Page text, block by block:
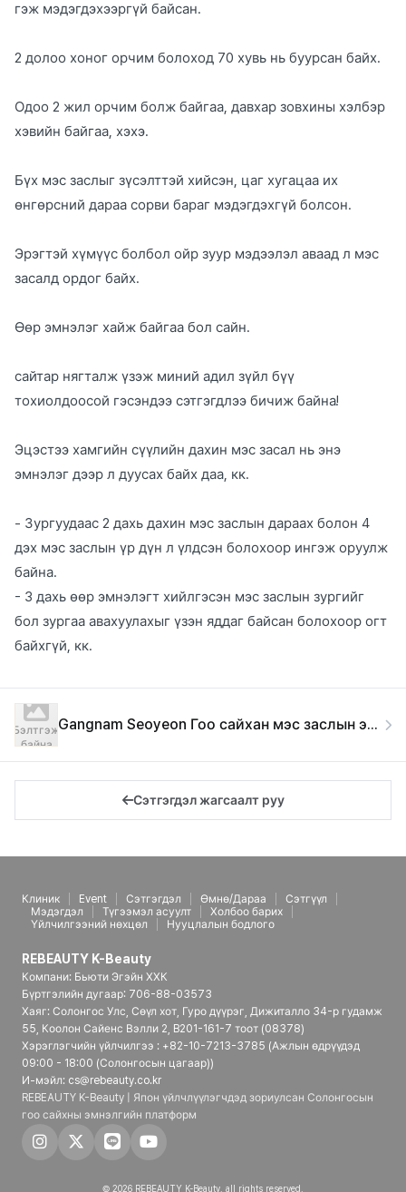
гэж мэдэгдэхээргүй байсан.
2 долоо хоног орчим болоход 70 хувь нь буурсан байх.
Одоо 2 жил орчим болж байгаа, давхар зовхины хэлбэр
хэвийн байгаа, хэхэ.
Бүх мэс заслыг зүсэлттэй хийсэн, цаг хугацаа их
өнгөрсний дараа сорви бараг мэдэгдэхгүй болсон.
Эрэгтэй хүмүүс болбол ойр зуур мэдээлэл аваад л мэс
засалд ордог байх.
Өөр эмнэлэг хайж байгаа бол сайн.
сайтар нягталж үзэж миний адил зүйл бүү
тохиолдоосой гэсэндээ сэтгэгдлээ бичиж байна!
Эцэстээ хамгийн сүүлийн дахин мэс засал нь энэ
эмнэлэг дээр л дуусах байх даа, кк.
- Зургуудаас 2 дахь дахин мэс заслын дараах болон 4
дэх мэс заслын үр дүн л үлдсэн болохоор ингэж оруулж
байна.
- 3 дахь өөр эмнэлэгт хийлгэсэн мэс заслын зургийг
бол зургаа авахуулахыг үзэн яддаг байсан болохоор огт
байхгүй, кк.
Бэлтгэж
байна
Gangnam Seoyeon Гоо сайхан мэс заслын эмнэлэг
Сэтгэгдэл жагсаалт руу
Клиник Event Сэтгэгдэл Өмнө/Дараа
Сэтгүүл
Мэдэгдэл
Түгээмэл асуулт
Холбоо барих
Үйлчилгээний нөхцөл
Нууцлалын бодлого
REBEAUTY K-Beauty
Компани: Бьюти Эгэйн ХХК
Бүртгэлийн дугаар: 706-88-03573
Хаяг: Солонгос Улс, Сөүл хот, Гуро дүүрэг, Дижиталло 34-р гудамж
55, Коолон Сайенс Вэлли 2, B201-161-7 тоот (08378)
Хэрэглэгчийн үйлчилгээ : +82-10-7213-3785 (Ажлын өдрүүдэд
09:00 - 18:00 (Солонгосын цагаар))
И-мэйл: cs@rebeauty.co.kr
REBEAUTY K-Beauty | Япон үйлчлүүлэгчдэд зориулсан Солонгосын
гоо сайхны эмнэлгийн платформ
© 2026 REBEAUTY K-Beauty. all rights reserved.